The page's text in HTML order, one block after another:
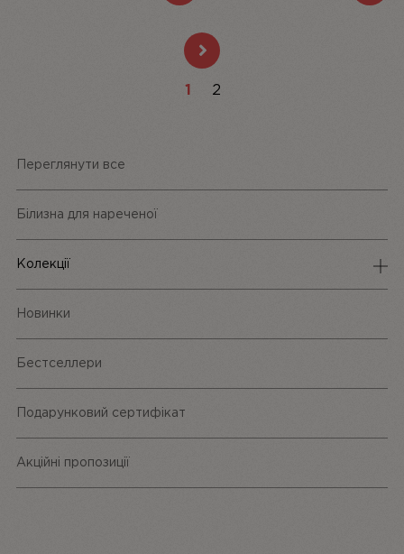
1 2
Переглянути все
Білизна для нареченої
Колекції
Одяг та аксесуари
Новинки
Бестселлери
Подарунковий сертифікат
Акційні пропозиції